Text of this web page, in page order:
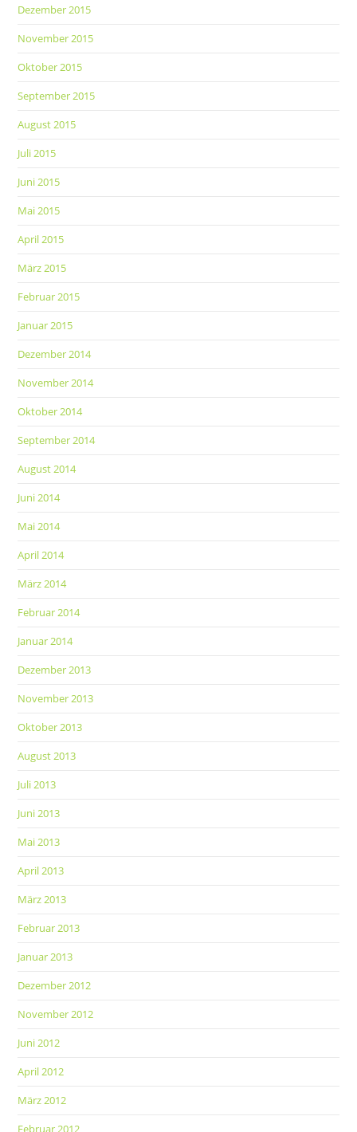
Dezember 2015
November 2015
Oktober 2015
September 2015
August 2015
Juli 2015
Juni 2015
Mai 2015
April 2015
März 2015
Februar 2015
Januar 2015
Dezember 2014
November 2014
Oktober 2014
September 2014
August 2014
Juni 2014
Mai 2014
April 2014
März 2014
Februar 2014
Januar 2014
Dezember 2013
November 2013
Oktober 2013
August 2013
Juli 2013
Juni 2013
Mai 2013
April 2013
März 2013
Februar 2013
Januar 2013
Dezember 2012
November 2012
Juni 2012
April 2012
März 2012
Februar 2012